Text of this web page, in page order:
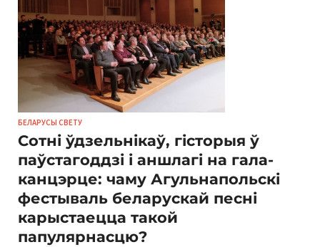
БЕЛАРУСЫ СВЕТУ
Сотні ўдзельнікаў, гісторыя ў
паўстагоддзі і аншлагі на гала-
канцэрце: чаму Агульнапольскі
фестываль беларускай песні
карыстаецца такой
папулярнасцю?